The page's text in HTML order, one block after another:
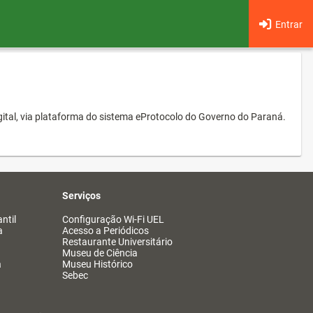
Entrar
via plataforma do sistema eProtocolo do Governo do Paraná.
Serviços
Configuração Wi-Fi UEL
Acesso a Periódicos
Restaurante Universitário
Museu de Ciência
Museu Histórico
Sebec